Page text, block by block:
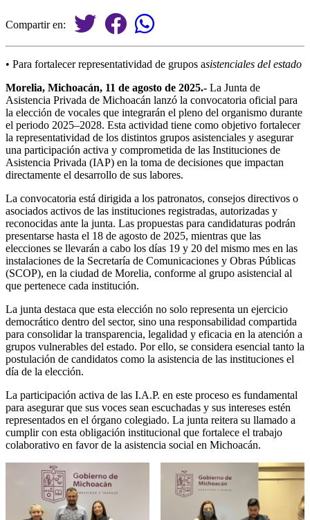
Compartir en:
• Para fortalecer representatividad de grupos asistenciales del estado
Morelia, Michoacán, 11 de agosto de 2025.- La Junta de
Asistencia Privada de Michoacán lanzó la convocatoria oficial para
la elección de vocales que integrarán el pleno del organismo durante
el periodo 2025–2028. Esta actividad tiene como objetivo fortalecer
la representatividad de los distintos grupos asistenciales y asegurar
una participación activa y comprometida de las Instituciones de
Asistencia Privada (IAP) en la toma de decisiones que impactan
directamente el desarrollo de sus labores.
La convocatoria está dirigida a los patronatos, consejos directivos o
asociados activos de las instituciones registradas, autorizadas y
reconocidas ante la junta. Las propuestas para candidaturas podrán
presentarse hasta el 18 de agosto de 2025, mientras que las
elecciones se llevarán a cabo los días 19 y 20 del mismo mes en las
instalaciones de la Secretaría de Comunicaciones y Obras Públicas
(SCOP), en la ciudad de Morelia, conforme al grupo asistencial al
que pertenece cada institución.
La junta destaca que esta elección no solo representa un ejercicio
democrático dentro del sector, sino una responsabilidad compartida
para consolidar la transparencia, legalidad y eficacia en la atención a
grupos vulnerables del estado. Por ello, se considera esencial tanto la
postulación de candidatos como la asistencia de las instituciones el
día de la elección.
La participación activa de las I.A.P. en este proceso es fundamental
para asegurar que sus voces sean escuchadas y sus intereses estén
representados en el órgano colegiado. La junta reitera su llamado a
cumplir con esta obligación institucional que fortalece el trabajo
colaborativo en favor de la asistencia social en Michoacán.